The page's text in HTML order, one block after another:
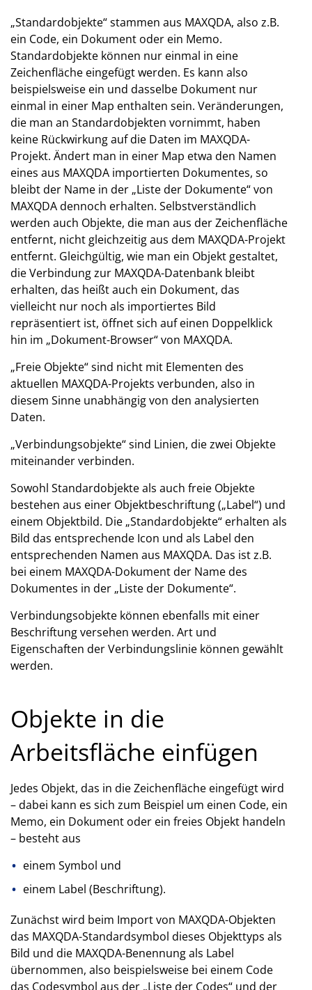
„Standardobjekte“ stammen aus MAXQDA, also z.B.
ein Code, ein Dokument oder ein Memo.
Standardobjekte können nur einmal in eine
Zeichenfläche eingefügt werden. Es kann also
beispielsweise ein und dasselbe Dokument nur
einmal in einer Map enthalten sein. Veränderungen,
die man an Standardobjekten vornimmt, haben
keine Rückwirkung auf die Daten im MAXQDA-
Projekt. Ändert man in einer Map etwa den Namen
eines aus MAXQDA importierten Dokumentes, so
bleibt der Name in der „Liste der Dokumente“ von
MAXQDA dennoch erhalten. Selbstverständlich
werden auch Objekte, die man aus der Zeichenfläche
entfernt, nicht gleichzeitig aus dem MAXQDA-Projekt
entfernt. Gleichgültig, wie man ein Objekt gestaltet,
die Verbindung zur MAXQDA-Datenbank bleibt
erhalten, das heißt auch ein Dokument, das
vielleicht nur noch als importiertes Bild
repräsentiert ist, öffnet sich auf einen Doppelklick
hin im „Dokument-Browser“ von MAXQDA.
„Freie Objekte“ sind nicht mit Elementen des
aktuellen MAXQDA-Projekts verbunden, also in
diesem Sinne unabhängig von den analysierten
Daten.
„Verbindungsobjekte“ sind Linien, die zwei Objekte
miteinander verbinden.
Sowohl Standardobjekte als auch freie Objekte
bestehen aus einer Objektbeschriftung („Label“) und
einem Objektbild. Die „Standardobjekte“ erhalten als
Bild das entsprechende Icon und als Label den
entsprechenden Namen aus MAXQDA. Das ist z.B.
bei einem MAXQDA-Dokument der Name des
Dokumentes in der „Liste der Dokumente“.
Verbindungsobjekte können ebenfalls mit einer
Beschriftung versehen werden. Art und
Eigenschaften der Verbindungslinie können gewählt
werden.
Objekte in die
Arbeitsfläche einfügen
Jedes Objekt, das in die Zeichenfläche eingefügt wird
– dabei kann es sich zum Beispiel um einen Code, ein
Memo, ein Dokument oder ein freies Objekt handeln
– besteht aus
einem Symbol und
einem Label (Beschriftung).
Zunächst wird beim Import von MAXQDA-Objekten
das MAXQDA-Standardsymbol dieses Objekttyps als
Bild und die MAXQDA-Benennung als Label
übernommen, also beispielsweise bei einem Code
das Codesymbol aus der „Liste der Codes“ und der